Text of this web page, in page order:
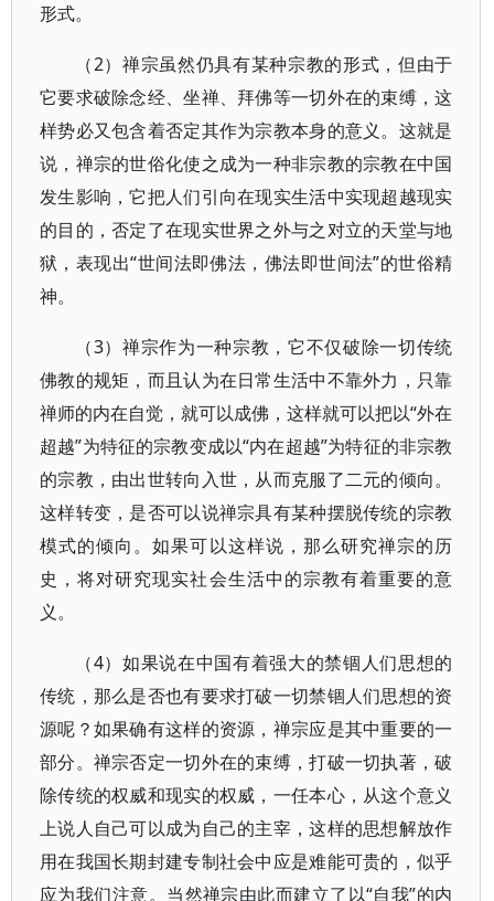
形式。
（2）禅宗虽然仍具有某种宗教的形式，但由于
它要求破除念经、坐禅、拜佛等一切外在的束缚，这
样势必又包含着否定其作为宗教本身的意义。这就是
说，禅宗的世俗化使之成为一种非宗教的宗教在中国
发生影响，它把人们引向在现实生活中实现超越现实
的目的，否定了在现实世界之外与之对立的天堂与地
狱，表现出“世间法即佛法，佛法即世间法”的世俗精
神。
（3）禅宗作为一种宗教，它不仅破除一切传统
佛教的规矩，而且认为在日常生活中不靠外力，只靠
禅师的内在自觉，就可以成佛，这样就可以把以“外在
超越”为特征的宗教变成以“内在超越”为特征的非宗教
的宗教，由出世转向入世，从而克服了二元的倾向。
这样转变，是否可以说禅宗具有某种摆脱传统的宗教
模式的倾向。如果可以这样说，那么研究禅宗的历
史，将对研究现实社会生活中的宗教有着重要的意
义。
（4）如果说在中国有着强大的禁锢人们思想的
传统，那么是否也有要求打破一切禁锢人们思想的资
源呢？如果确有这样的资源，禅宗应是其中重要的一
部分。禅宗否定一切外在的束缚，打破一切执著，破
除传统的权威和现实的权威，一任本心，从这个意义
上说人自己可以成为自己的主宰，这样的思想解放作
用在我国长期封建专制社会中应是难能可贵的，似乎
应为我们注意。当然禅宗由此而建立了以“自我”的内